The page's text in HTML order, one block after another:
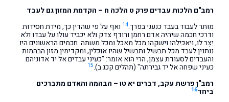
רמב"ם הלכות עבדים פרק ט הלכה ח – הקדמת המזון גם לעבד
מותר לעבוד בעבד כנעני בפרך.14 ואף על פי שהדין כך, מידת חסידות
ודרכי חכמה שיהיה אדם רחמן ורודף צדק ולא יכביד עולו על עבדו ולא
יֵצֶר לו, ויאכילהו וישקהו מכל מאכל ומכל משתה. חכמים הראשונים היו
נותנין לעבד מכל תבשיל ותבשיל שהיו אוכלין, ומקדימין מזון הבהמות
והעבדים לסעודת עצמן, הרי הוא אומר: "כעיני עבדים אל יד אדוניהם
כעיני שפחה אל יד גבירתה" (תהלים קכג ב).15
רמב"ן פרשת עקב, דברים יא טו – הבהמה והאדם מתברכים
ביחד16